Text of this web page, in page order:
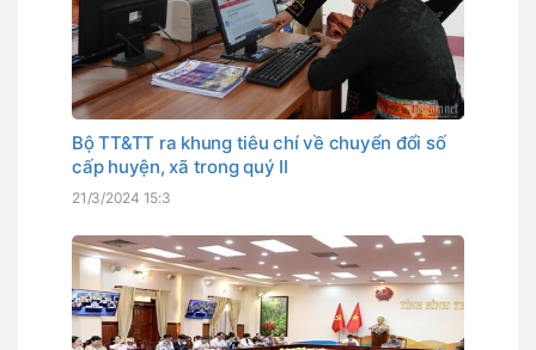
Bộ TT&TT ra khung tiêu chí về chuyển đổi số
cấp huyện, xã trong quý II
21/3/2024 15:3